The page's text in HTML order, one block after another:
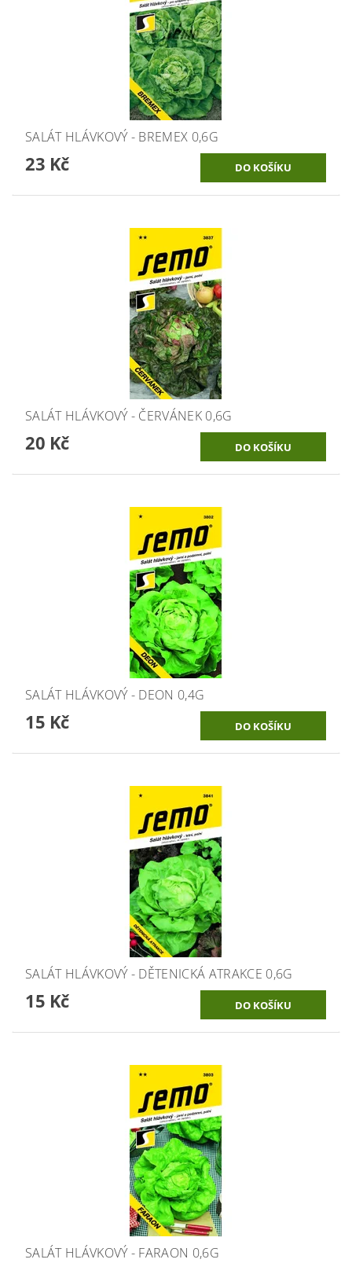
SALÁT HLÁVKOVÝ - BREMEX 0,6G
23 Kč
SALÁT HLÁVKOVÝ - ČERVÁNEK 0,6G
20 Kč
SALÁT HLÁVKOVÝ - DEON 0,4G
15 Kč
SALÁT HLÁVKOVÝ - DĚTENICKÁ ATRAKCE 0,6G
15 Kč
SALÁT HLÁVKOVÝ - FARAON 0,6G